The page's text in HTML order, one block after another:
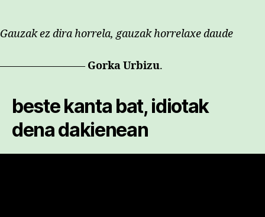
Gauzak ez dira horrela, gauzak horrelaxe daude
———————— Gorka Urbizu.
beste kanta bat, idiotak
dena dakienean